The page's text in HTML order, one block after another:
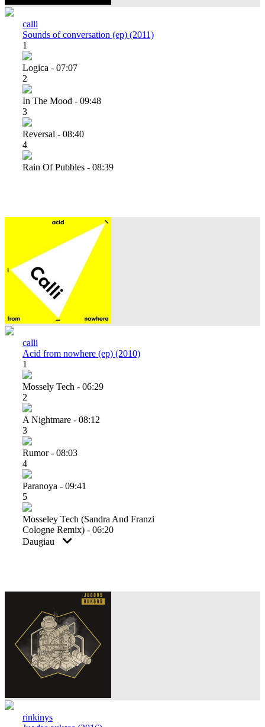
calli
Sounds of conversation (ep) (2011)
1
Logica - 07:07
2
In The Mood - 09:48
3
Reversal - 08:40
4
Rain Of Pubbles - 08:39
calli
Acid from nowhere (ep) (2010)
1
Mossely Tech - 06:29
2
A Nightmare - 08:12
3
Rumor - 08:03
4
Paranoya - 09:41
5
Mosseley Tech (sandra And Franzi
Cologne Remix) - 06:20
Daugiau
rinkinys